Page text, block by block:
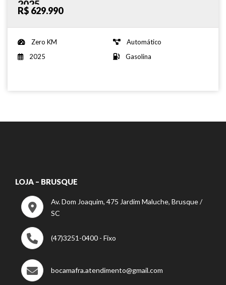
2025
R$ 629.990
Zero KM
Automático
2025
Gasolina
LOJA – BRUSQUE
Av. Dom Joaquim, 475 Jardim Maluche, Brusque /
SC
(47)3251-0400 - Fixo
bocamafra.atendimento@gmail.com